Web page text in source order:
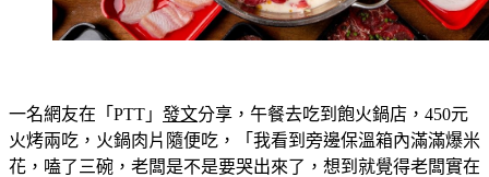
一名網友在「PTT」 發文分享，午餐去吃到飽火鍋店，450元
火烤兩吃，火鍋肉片隨便吃，「我看到旁邊保溫箱內滿滿爆米